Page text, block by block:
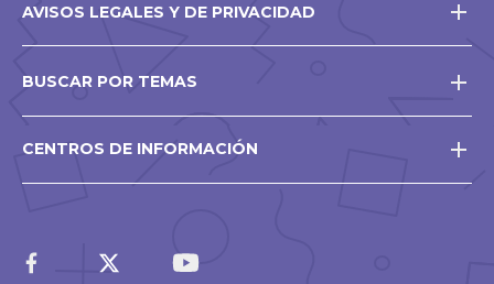
AVISOS LEGALES Y DE PRIVACIDAD
BUSCAR POR TEMAS
CENTROS DE INFORMACIÓN